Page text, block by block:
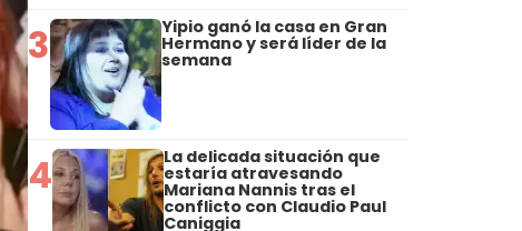
3 Yipio ganó la casa en Gran
Hermano y será líder de la
semana
4 La delicada situación que
estaría atravesando
Mariana Nannis tras el
conflicto con Claudio Paul
Caniggia